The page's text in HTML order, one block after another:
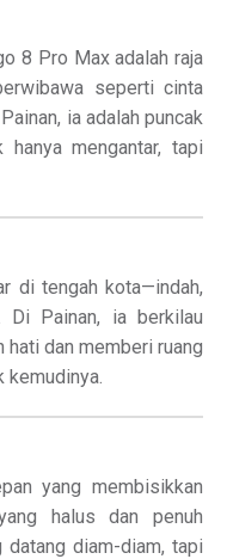
8 Pro Max adalah raja
seperti cinta
ia adalah puncak
mengantar, tapi
di tengah kota—indah,
Di Painan, ia berkilau
hati dan memberi ruang
kemudinya.
yang membisikkan
halus dan penuh
diam-diam, tapi